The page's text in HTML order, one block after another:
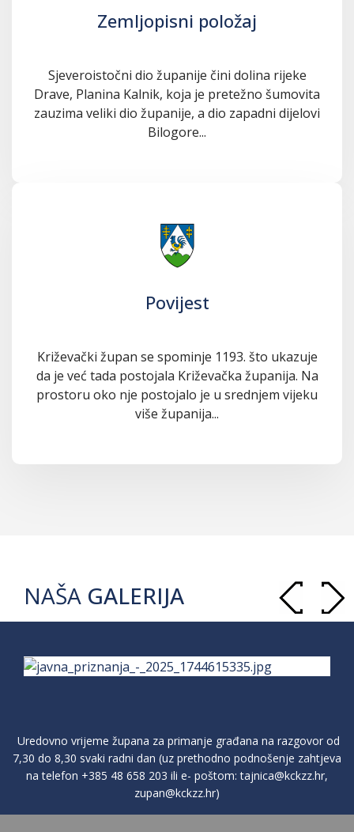
Zemljopisni položaj
Sjeveroistočni dio županije čini dolina rijeke
Drave, Planina Kalnik, koja je pretežno šumovita
zauzima veliki dio županije, a dio zapadni dijelovi
Bilogore...
Povijest
Križevački župan se spominje 1193. što ukazuje
da je već tada postojala Križevačka županija. Na
prostoru oko nje postojalo je u srednjem vijeku
više županija...
NAŠA GALERIJA
Uredovno vrijeme župana za primanje građana na razgovor od
7,30 do 8,30 svaki radni dan (uz prethodno podnošenje zahtjeva
na telefon +385 48 658 203 ili e- poštom:tajnica@kckzz.hr,
zupan@kckzz.hr)